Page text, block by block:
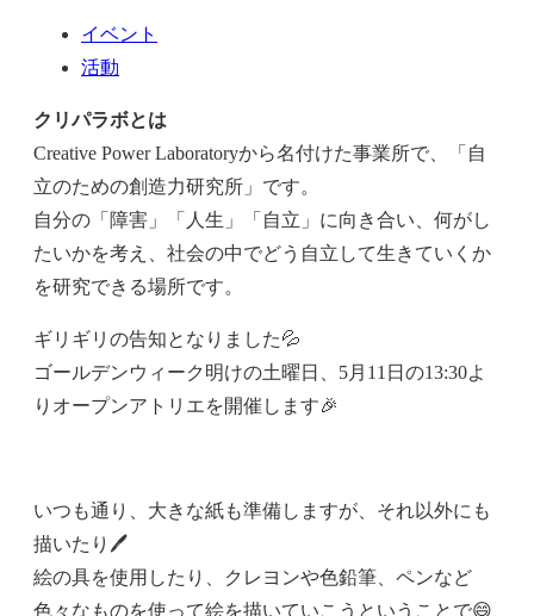
イベント
活動
クリパラボとは
Creative Power Laboratoryから名付けた事業所で、「自
立のための創造力研究所」です。
自分の「障害」「人生」「自立」に向き合い、何がし
たいかを考え、社会の中でどう自立して生きていくか
を研究できる場所です。
ギリギリの告知となりました💦
ゴールデンウィーク明けの土曜日、5月11日の13:30よ
りオープンアトリエを開催します🎉
いつも通り、大きな紙も準備しますが、それ以外にも
描いたり🖊
絵の具を使用したり、クレヨンや色鉛筆、ペンなど
色々なものを使って絵を描いていこうということで😄